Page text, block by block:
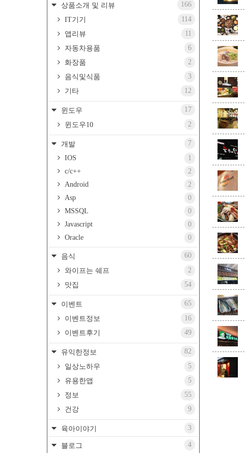
상품소개 및 리뷰
166
IT기기
114
앱리뷰
11
자동차용품
6
화장품
2
음식및식품
3
기타
12
윈도우
17
윈도우10
2
개발
7
IOS
1
c/c++
2
Android
2
Asp
0
MSSQL
0
Javascript
0
Oracle
0
음식
60
와이프는 쉐프
2
맛집
54
이벤트
65
이벤트정보
16
이벤트후기
49
유익한정보
82
일상노하우
5
유용한앱
5
정보
55
건강
9
육아이야기 3
블로그
4